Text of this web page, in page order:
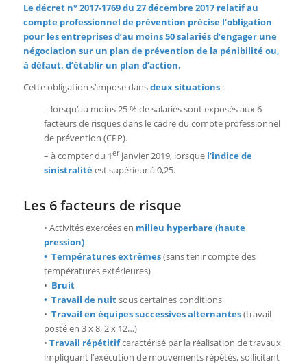
Le décret n° 2017-1769 du 27 décembre 2017 relatif au
compte professionnel de prévention précise l’obligation
pour les entreprises d’au moins 50 salariés d’engager une
négociation sur un plan de prévention de la pénibilité ou,
à défaut, d’établir un plan d’action.
Cette obligation s’impose dansdeux situations:
– lorsqu’au moins 25 % de salariés sont exposés aux 6
facteurs de risques dans le cadre du compte professionnel
de prévention (CPP).
– à compter du 1erjanvier 2019, lorsque l’indice de
sinistralité est supérieur à 0,25.
Les 6 facteurs de risque
• Activités exercées en milieu hyperbare (haute
pression)
• Températures extrêmes(sans tenir compte des
températures extérieures)
• Bruit
• Travail de nuitsous certaines conditions
• Travail en équipes successives alternantes(travail
posté en 3 x 8, 2 x 12…)
• Travail répétitifcaractérisé par la réalisation de travaux
impliquant l’exécution de mouvements répétés, sollicitant